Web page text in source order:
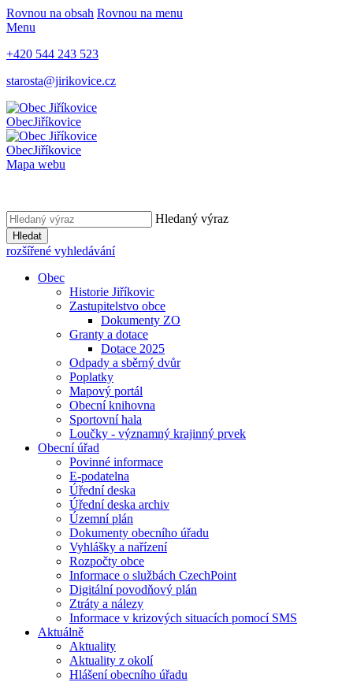
Rovnou na obsah Rovnou na menu
Menu
+420 544 243 523
starosta@jirikovice.cz
ObecJiříkovice
ObecJiříkovice
Mapa webu
Hledaný výraz
Hledat
rozšířené vyhledávání
Obec
Historie Jiříkovic
Zastupitelstvo obce
Dokumenty ZO
Granty a dotace
Dotace 2025
Odpady a sběrný dvůr
Poplatky
Mapový portál
Obecní knihovna
Sportovní hala
Loučky - významný krajinný prvek
Obecní úřad
Povinné informace
E-podatelna
Úřední deska
Úřední deska archiv
Územní plán
Dokumenty obecního úřadu
Vyhlášky a nařízení
Rozpočty obce
Informace o službách CzechPoint
Digitální povodňový plán
Ztráty a nálezy
Informace v krizových situacích pomocí SMS
Aktuálně
Aktuality
Aktuality z okolí
Hlášení obecního úřadu